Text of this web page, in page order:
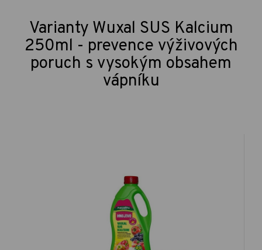
Varianty Wuxal SUS Kalcium
250ml - prevence výživových
poruch s vysokým obsahem
vápníku